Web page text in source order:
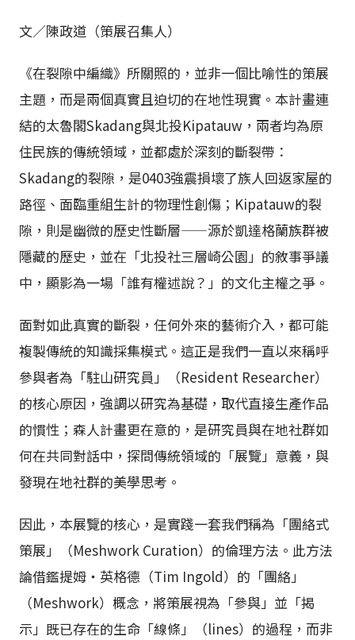
文／陳政道（策展召集人）
《在裂隙中編織》所關照的，並非一個比喻性的策展
主題，而是兩個真實且迫切的在地性現實。本計畫連
結的太魯閣Skadang與北投Kipatauw，兩者均為原
住民族的傳統領域，並都處於深刻的斷裂帶：
Skadang的裂隙，是0403強震損壞了族人回返家屋的
路徑、面臨重組生計的物理性創傷；Kipatauw的裂
隙，則是幽微的歷史性斷層——源於凱達格蘭族群被
隱藏的歷史，並在「北投社三層崎公園」的敘事爭議
中，顯影為一場「誰有權述說？」的文化主權之爭。
面對如此真實的斷裂，任何外來的藝術介入，都可能
複製傳統的知識採集模式。這正是我們一直以來稱呼
參與者為「駐山研究員」（Resident Researcher）
的核心原因，強調以研究為基礎，取代直接生產作品
的慣性；森人計畫更在意的，是研究員與在地社群如
何在共同對話中，探問傳統領域的「展覽」意義，與
發現在地社群的美學思考。
因此，本展覽的核心，是實踐一套我們稱為「團絡式
策展」（Meshwork Curation）的倫理方法。此方法
論借鑑提姆・英格德（Tim Ingold）的「團絡」
（Meshwork）概念，將策展視為「參與」並「揭
示」既已存在的生命「線條」（lines）的過程，而非